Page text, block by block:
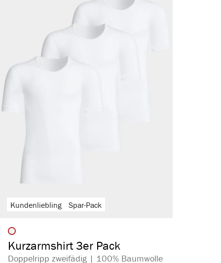
Kundenliebling Spar-Pack
Artikelfarbe
Kurzarmshirt 3er Pack
Doppelripp zweifädig | 100% Baumwolle